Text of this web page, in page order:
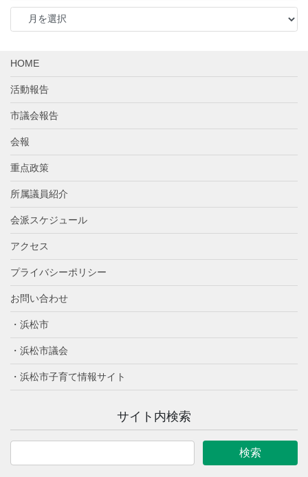
ア
カ
ブ
HOME
活動報告
市議会報告
会報
重点政策
所属議員紹介
会派スケジュール
アクセス
プライバシーポリシー
お問い合わせ
・浜松市
・浜松市議会
・浜松市子育て情報サイト
サイト内検索